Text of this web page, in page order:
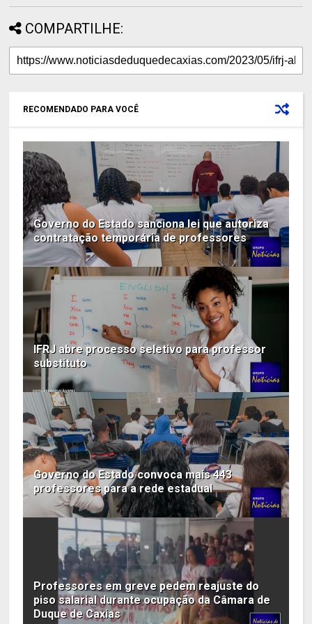
COMPARTILHE:
RECOMENDADO PARA VOCÊ
Governo do Estado sanciona lei que autoriza
contratação temporária de professores
IFRJ abre processo seletivo para professor
substituto
Governo do Estado convoca mais 443
professores para a rede estadual
Professores em greve pedem reajuste do
piso salarial durante ocupação da Câmara de
Duque de Caxias